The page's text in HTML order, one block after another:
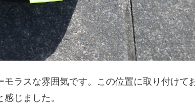
ラスな雰囲気です。この位置に取り付けて
じました。